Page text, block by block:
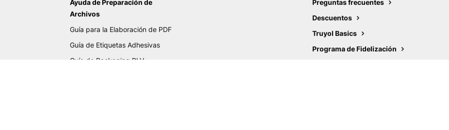
Ayuda de Preparación de
Archivos
Guía para la Elaboración de PDF
Guía de Etiquetas Adhesivas
Guía de Packaging PLV
Preguntas frecuentes
Descuentos
Truyol Basics
Programa de Fidelización